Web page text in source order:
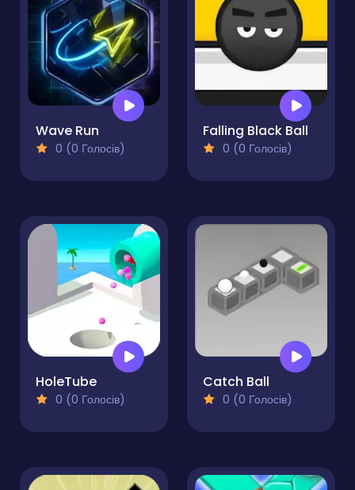
Wave Run
0 (0 Голосів)
Falling Black Ball
0 (0 Голосів)
HoleTube
0 (0 Голосів)
Catch Ball
0 (0 Голосів)